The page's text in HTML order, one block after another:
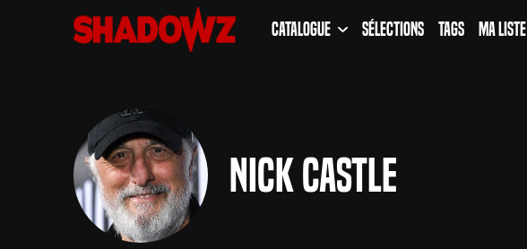
Catalogue Sélections Tags Ma Liste
Nick Castle